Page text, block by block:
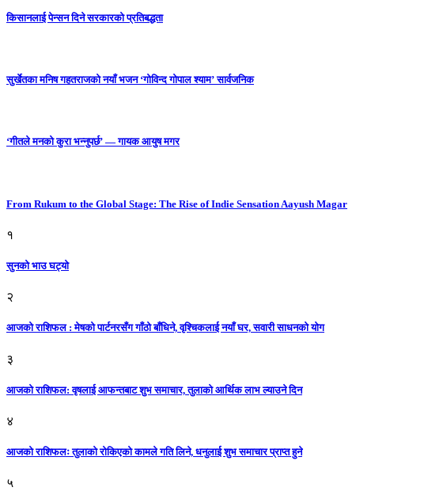
किसानलाई पेन्सन दिने सरकारको प्रतिबद्धता
सुर्खेतका मनिष गहतराजको नयाँ भजन ‘गोविन्द गोपाल श्याम’ सार्वजनिक
‘गीतले मनको कुरा भन्नुपर्छ’ — गायक आयुष मगर
From Rukum to the Global Stage: The Rise of Indie Sensation Aayush Magar
१
सुनको भाउ घट्याे
२
आजको राशिफल : मेषको पार्टनरसँग गाँठो बाँधिने, वृश्चिकलाई नयाँ घर, सवारी साधनकाे याेग
३
आजकाे राशिफल: वृषलाई आफन्तबाट शुभ समाचार, तुलाकाे आर्थिक लाभ ल्याउने दिन
४
आजको राशिफलः तुलाकाे रोकिएको कामले गति लिने, धनुलाई शुभ समाचार प्राप्त हुने
५